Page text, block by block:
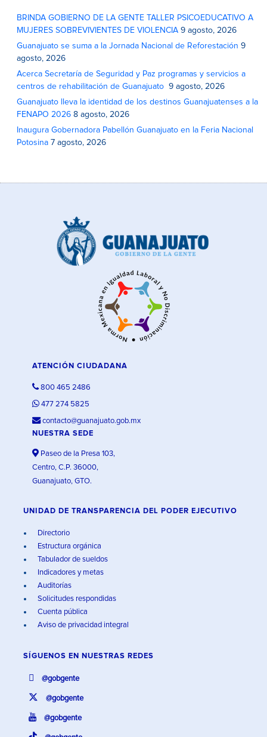
BRINDA GOBIERNO DE LA GENTE TALLER PSICOEDUCATIVO A
MUJERES SOBREVIVIENTES DE VIOLENCIA 9 agosto, 2026
Guanajuato se suma a la Jornada Nacional de Reforestación 9
agosto, 2026
Acerca Secretaría de Seguridad y Paz programas y servicios a
centros de rehabilitación de Guanajuato
9 agosto, 2026
Guanajuato lleva la identidad de los destinos Guanajuatenses a la
FENAPO 2026 8 agosto, 2026
Inaugura Gobernadora Pabellón Guanajuato en la Feria Nacional
Potosina 7 agosto, 2026
ATENCIÓN CIUDADANA
800 465 2486
477 274 5825
contacto@guanajuato.gob.mx
NUESTRA SEDE
Paseo de la Presa 103,
Centro, C.P. 36000,
Guanajuato, GTO.
UNIDAD DE TRANSPARENCIA DEL PODER EJECUTIVO
Directorio
Estructura orgánica
Tabulador de sueldos
Indicadores y metas
Auditorías
Solicitudes respondidas
Cuenta pública
Aviso de privacidad integral
SÍGUENOS EN NUESTRAS REDES
@gobgente
@gobgente
@gobgente